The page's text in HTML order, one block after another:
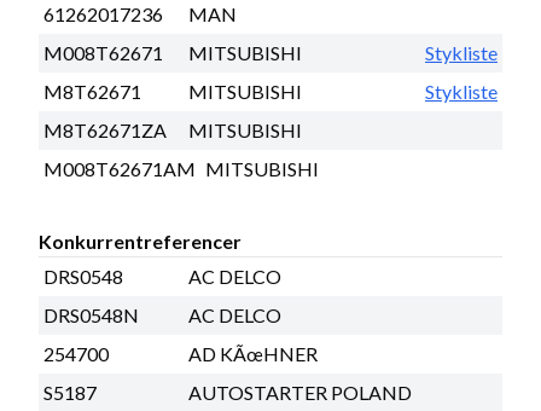
61262017236
MAN
M008T62671
MITSUBISHI
Stykliste
M8T62671
MITSUBISHI
Stykliste
M8T62671ZA
MITSUBISHI
M008T62671AM MITSUBISHI
Konkurrentreferencer
DRS0548
AC DELCO
DRS0548N
AC DELCO
254700
AD KÃœHNER
S5187
AUTOSTARTER POLAND